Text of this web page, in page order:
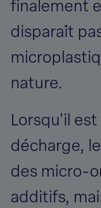
finalement
disparaît
nature.
Lorsqu'il
décharge,
des micro-
additifs,